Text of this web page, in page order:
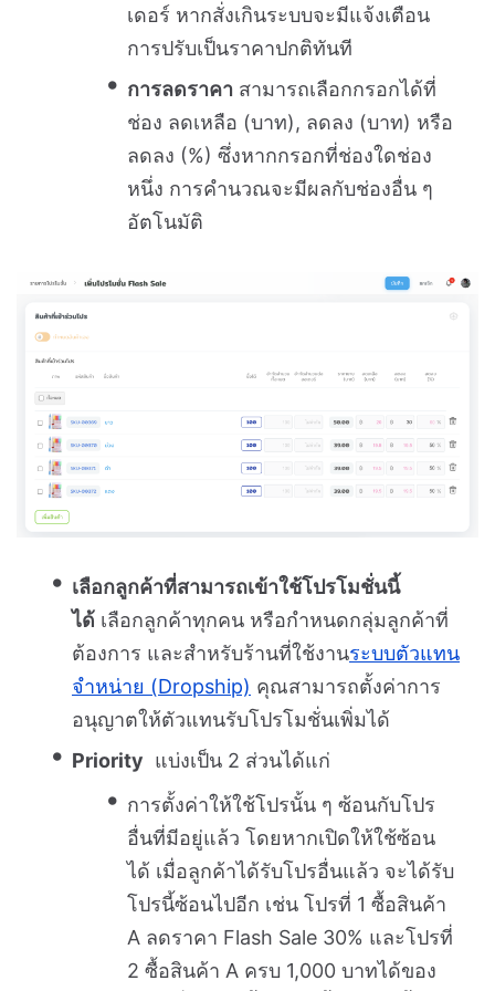
เดอร์ หากสั่งเกินระบบจะมีแจ้งเตือน
การปรับเป็นราคาปกติทันที
การลดราคา สามารถเลือกกรอกได้ที่
ช่อง ลดเหลือ (บาท), ลดลง (บาท) หรือ
ลดลง (%) ซึ่งหากกรอกที่ช่องใดช่อง
หนึ่ง การคำนวณจะมีผลกับช่องอื่น ๆ
อัตโนมัติ
เลือกลูกค้าที่สามารถเข้าใช้โปรโมชั่นนี้
ได้ เลือกลูกค้าทุกคน หรือกำหนดกลุ่มลูกค้าที่
ต้องการ และสำหรับร้านที่ใช้งานระบบตัวแทน
จำหน่าย (Dropship) คุณสามารถตั้งค่าการ
อนุญาตให้ตัวแทนรับโปรโมชั่นเพิ่มได้
Priority แบ่งเป็น 2 ส่วนได้แก่
การตั้งค่าให้ใช้โปรนั้น ๆ ซ้อนกับโปร
อื่นที่มีอยู่แล้ว โดยหากเปิดให้ใช้ซ้อน
ได้ เมื่อลูกค้าได้รับโปรอื่นแล้ว จะได้รับ
โปรนี้ซ้อนไปอีก เช่น โปรที่ 1 ซื้อสินค้า
A ลดราคา Flash Sale 30% และโปรที่
2 ซื้อสินค้า A ครบ 1,000 บาทได้ของ